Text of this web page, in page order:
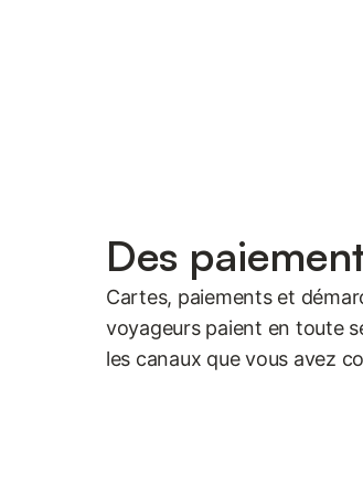
Des
Cartes, paiements et
voyageurs paient en toute
les canaux que vous avez